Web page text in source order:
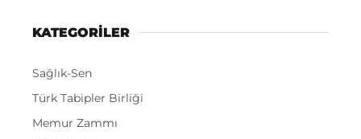
KATEGORİLER
Sağlık-Sen
Türk Tabipler Birliği
Memur Zammı